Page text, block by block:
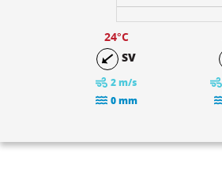
24°C
SV
2 m/s
0 mm